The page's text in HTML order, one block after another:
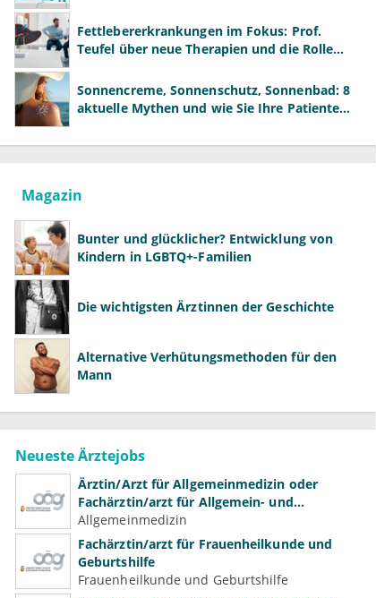
Fettlebererkrankungen im Fokus: Prof.
Teufel über neue Therapien und die Rolle
Sonnencreme, Sonnenschutz, Sonnenbad: 8
aktuelle Mythen und wie Sie Ihre Patienten
Magazin
Bunter und glücklicher? Entwicklung von
Kindern in LGBTQ+-Familien
Die wichtigsten Ärztinnen der Geschichte
Alternative Verhütungsmethoden für den
Mann
Neueste Ärztejobs
Ärztin/Arzt für Allgemeinmedizin oder
Fachärztin/arzt für Allgemein- und
Familienmedizin für Psychiatrie und
Psychotherapeutische Medizin
Allgemeinmedizin
Fachärztin/arzt für Frauenheilkunde und
Geburtshilfe
Frauenheilkunde und Geburtshilfe